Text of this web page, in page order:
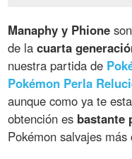
Manaphy y Phione
de lacuarta
nuestra partida de
Pokémon Perla
aunque como ya te
obtención es bastante
Pokémon salvajes más